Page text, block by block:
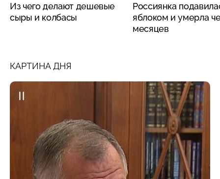
Из чего делают дешевые
сыры и колбасы
Россиянка
яблоком и умерла
месяцев
КАРТИНА ДНЯ